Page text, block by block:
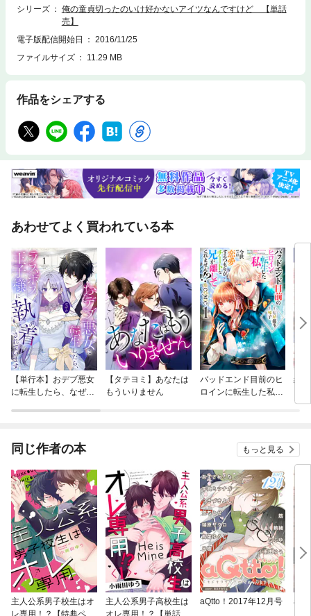
シリーズ
俺の童貞切ったのいけ好かないアイツなんですけど 【単話
売】
電子版配信開始日
2016/11/25
ファイルサイズ
11.29 MB
作品をシェアする
あわせてよく買われている本
【単行本】おデブ悪女
に転生したら、なぜか
【タテヨミ】あなたは
もういりません
バッドエンド目前のヒ
ロインに転生した私、
結
同じ作者の本 もっと見る
主人公系男子校生はオ
主人公系男子高校生は
aQtto！2017年12月号